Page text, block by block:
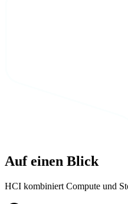
Auf einen Blick
HCI kombiniert Compute und